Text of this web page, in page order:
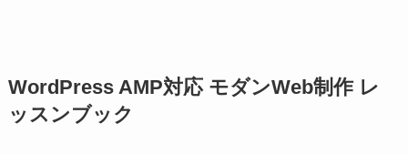
WordPress AMP対応 モダンWeb制作 レ
ッスンブック